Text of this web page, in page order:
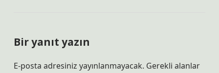
Bir yanıt yazın
E-posta adresiniz yayınlanmayacak. Gerekli alanlar